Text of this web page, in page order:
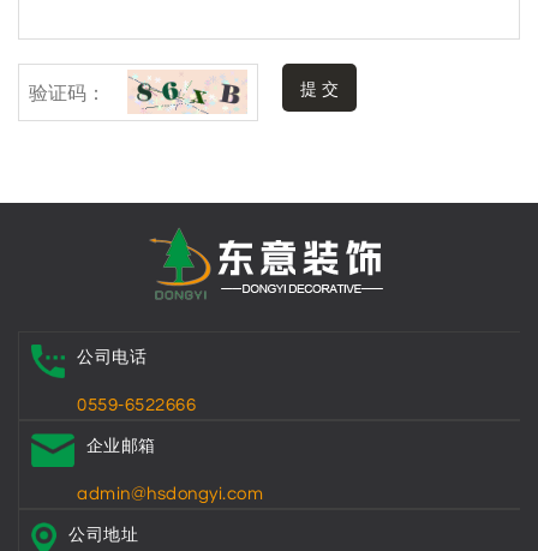
提 交
公司电话
0559-6522666
企业邮箱
admin@hsdongyi.com
公司地址